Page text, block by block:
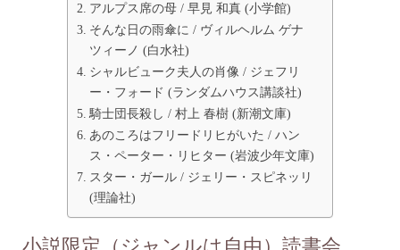
アルプス席の母 / 早見 和真 (小学館)
そんな日の雨傘に / ヴィルヘルム ゲナ
ツィーノ (白水社)
シャルビューク夫人の肖像 / ジェフリ
ー・フォード (ランダムハウス講談社)
騎士団長殺し / 村上 春樹 (新潮文庫)
あのころはフリードリヒがいた / ハン
ス・ペーター・リヒター (岩波少年文庫)
スター・ガール / ジェリー・スピネッリ
(理論社)